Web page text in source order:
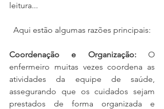
leitura...
Aqui estão algumas razões principais:
Coordenação e Organização: O
enfermeiro muitas vezes coordena as
atividades da equipe de saúde,
assegurando que os cuidados sejam
prestados de forma organizada e